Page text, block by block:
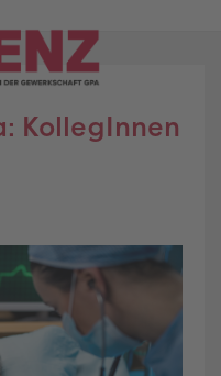
KollegInnen